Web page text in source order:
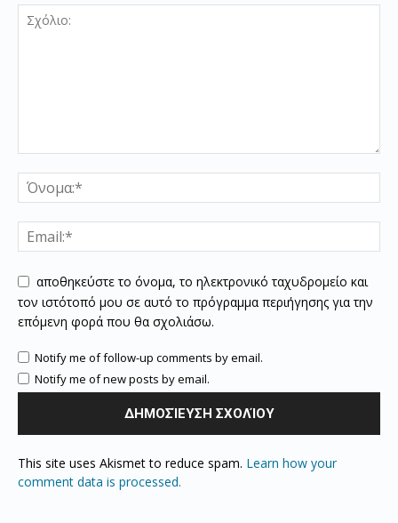
αποθηκεύστε το όνομα, το ηλεκτρονικό ταχυδρομείο και
τον ιστότοπό μου σε αυτό το πρόγραμμα περιήγησης για την
επόμενη φορά που θα σχολιάσω.
Notify me of follow-up comments by email.
Notify me of new posts by email.
This site uses Akismet to reduce spam. Learn how your
comment data is processed.